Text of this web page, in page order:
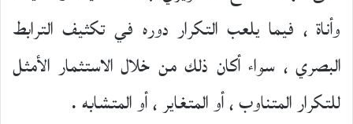
وأناة ، فيما يلعب التكرار دوره في تكثيف الترابط
البصري ، سواء أكان ذلك من خلال الاستثمار الأمثل
للتكرار المتناوب ، أو المتغاير ، أو المتشابه .